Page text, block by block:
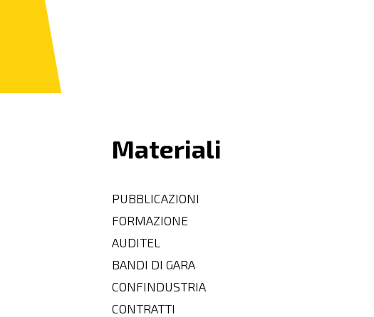
Materiali
PUBBLICAZIONI
FORMAZIONE
AUDITEL
BANDI DI GARA
CONFINDUSTRIA
CONTRATTI